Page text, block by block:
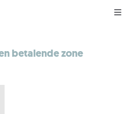
betalende zone